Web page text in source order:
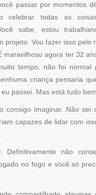
passar por momentos
celebrar todas as
sabe, estou
projeto. Vou fazer isso pelo
maravilhoso agora ter 32
tempo, não foi normal
criança pensaria
passei. Mas está tudo bem.
consigo imaginar. Não sei
capazes de lidar com
Definitivamente não
no fogo e você só